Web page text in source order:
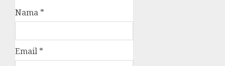
Nama *
Email *